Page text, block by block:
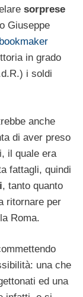
sorprese
Giuseppe
bookmaker
in grado
i soldi
anche
di aver preso
il quale era
fattagli, quindi
, tanto quanto
ritornare per
Roma.
una che
ed una